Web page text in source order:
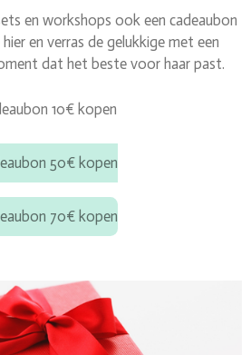
en workshops ook een cadeaubon
en verras de gelukkige met een
dat het beste voor haar past.
10€ kopen
50€ kopen
70€ kopen